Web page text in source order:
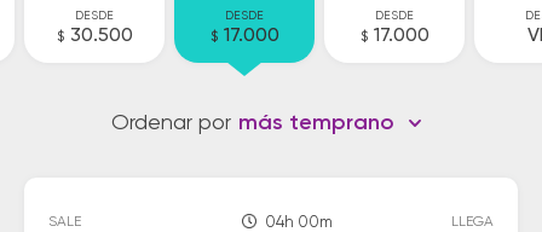
DESDE
$ 30.500
DESDE
$ 17.000
DESDE
$ 17.000
Ordenar por más temprano
SALE 04h 00m LLEGA